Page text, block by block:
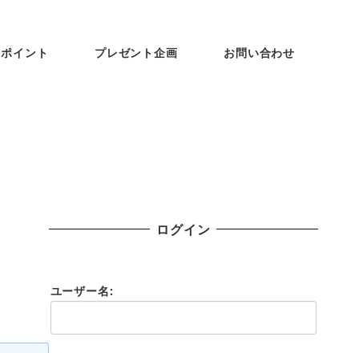
イント プレゼント企画 お問い合わせ
ログイン
ユーザー名: